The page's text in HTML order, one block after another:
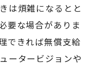
は煩雑になるとと
要な場合がありま
できれば無償支給
ータービジョンや